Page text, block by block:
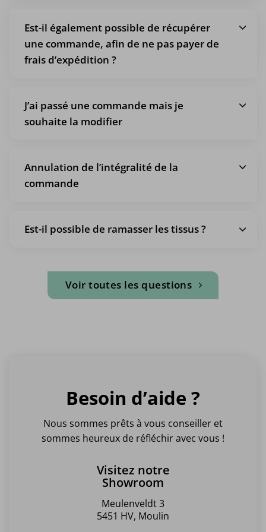
Est-il également possible de récupérer
une commande, afin de ne pas payer de
frais d’expédition ?
J’ai passé une commande mais je
souhaite la modifier
Annulation de l’intégralité de la
commande
Est-il possible de ramasser les tissus ?
Voir toutes les questions
Besoin d’aide ?
Nous sommes prêts à vous conseiller et
sommes heureux de réfléchir avec vous !
Visitez notre
Showroom
Meulenveldt 3
5451 HV, Moulin